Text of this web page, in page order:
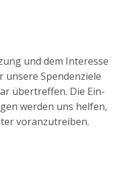
und dem Inter­es­se
Spen­den­zie­le
über­tref­fen. Die Ein­
wer­den uns hel­fen,
vor­an­zu­trei­ben.